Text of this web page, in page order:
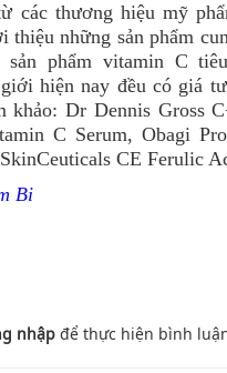
các thương hiệu mỹ
thiệu những sản phẩm
sản phẩm vitamin C
hiện nay đều có giá
khảo: Dr Dennis Gross
C Serum, Obagi
CE Ferulic
Bi
nhập để thực hiện bình